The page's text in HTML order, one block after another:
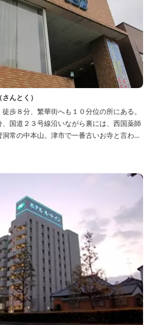
んとく）
歩８分、繁華街へも１０分位の所にある。
国道２３号線沿いながら裏には、西国薬師
常の中本山。津市で一番古いお寺と言われ
ます。